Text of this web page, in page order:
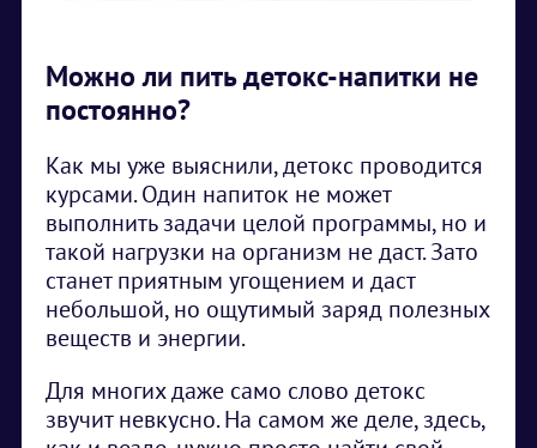
Можно ли пить детокс-напитки не
постоянно?
Как мы уже выяснили, детокс проводится
курсами. Один напиток не может
выполнить задачи целой программы, но и
такой нагрузки на организм не даст. Зато
станет приятным угощением и даст
небольшой, но ощутимый заряд полезных
веществ и энергии.
Для многих даже само слово детокс
звучит невкусно. На самом же деле, здесь,